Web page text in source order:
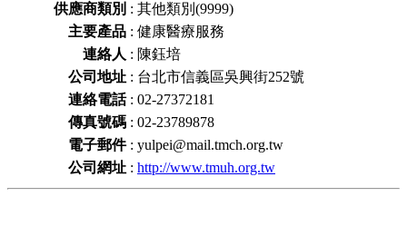
供應商類別 : 其他類別(9999)
主要產品 : 健康醫療服務
連絡人 : 陳鈺培
公司地址 : 台北市信義區吳興街252號
連絡電話: 02-27372181
傳真號碼 : 02-23789878
電子郵件: yulpei@mail.tmch.org.tw
公司網址 : http://www.tmuh.org.tw